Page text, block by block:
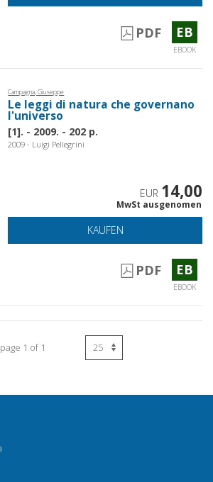
PDF EB
EBOOK
Campagna, Giuseppe
Le leggi di natura che governano
l'universo
[1]. - 2009. - 202 p.
2009 - Luigi Pellegrini
EUR 14,00
MwSt ausgenomen
KAUFEN
PDF EB
EBOOK
page 1 of 1